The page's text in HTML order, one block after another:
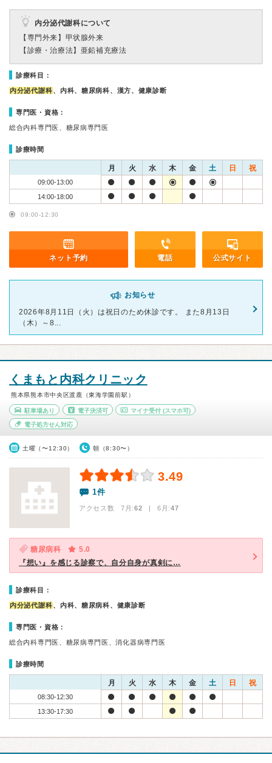
内分泌代謝科について
【専門外来】 甲状腺外来
【診療・治療法】 亜鉛補充療法
診療科目：
内分泌代謝科、内科、糖尿病科、漢方、健康診断
専門医・資格：
総合内科専門医、糖尿病専門医
診療時間
月 火 水 木 金 土 日 祝
09:00-13:00
14:00-18:00
09:00-12:30
ネット予約 電話 公式サイト
お知らせ
2026年8月11日（火）は祝日のため休診です。 また8月13日
（木）～8...
くまもと内科クリニック
熊本県熊本市中央区渡鹿（東海学園前駅）
駐車場あり 電子決済可 マイナ受付 (スマホ可)
電子処方せん対応
土曜（〜12:30） 朝（8:30〜）
3.49
1件
アクセス数 7月:62 | 6月:47
糖尿病科
5.0
『想い』を感じる診察で、自分自身が真剣に…
診療科目：
内分泌代謝科、内科、糖尿病科、健康診断
専門医・資格：
総合内科専門医、糖尿病専門医、消化器病専門医
診療時間
月 火 水 木 金 土 日 祝
08:30-12:30
13:30-17:30